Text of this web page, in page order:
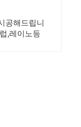
공해드립니
,레이노등